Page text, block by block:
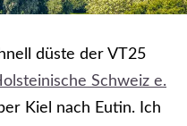
düste der VT25
Schweiz e.
Kiel nach Eutin. Ich